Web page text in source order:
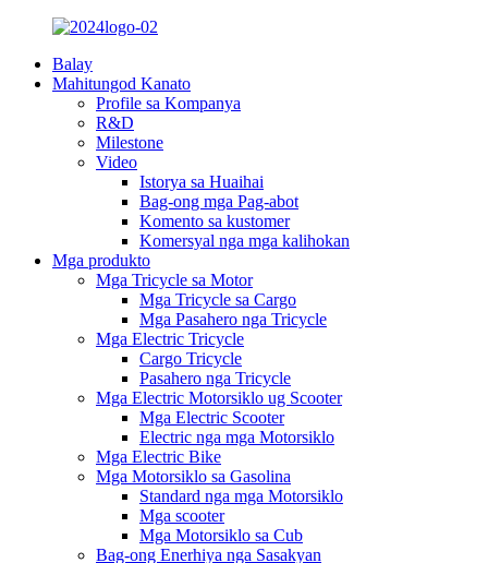
Balay
Mahitungod Kanato
Profile sa Kompanya
R&D
Milestone
Video
Istorya sa Huaihai
Bag-ong mga Pag-abot
Komento sa kustomer
Komersyal nga mga kalihokan
Mga produkto
Mga Tricycle sa Motor
Mga Tricycle sa Cargo
Mga Pasahero nga Tricycle
Mga Electric Tricycle
Cargo Tricycle
Pasahero nga Tricycle
Mga Electric Motorsiklo ug Scooter
Mga Electric Scooter
Electric nga mga Motorsiklo
Mga Electric Bike
Mga Motorsiklo sa Gasolina
Standard nga mga Motorsiklo
Mga scooter
Mga Motorsiklo sa Cub
Bag-ong Enerhiya nga Sasakyan